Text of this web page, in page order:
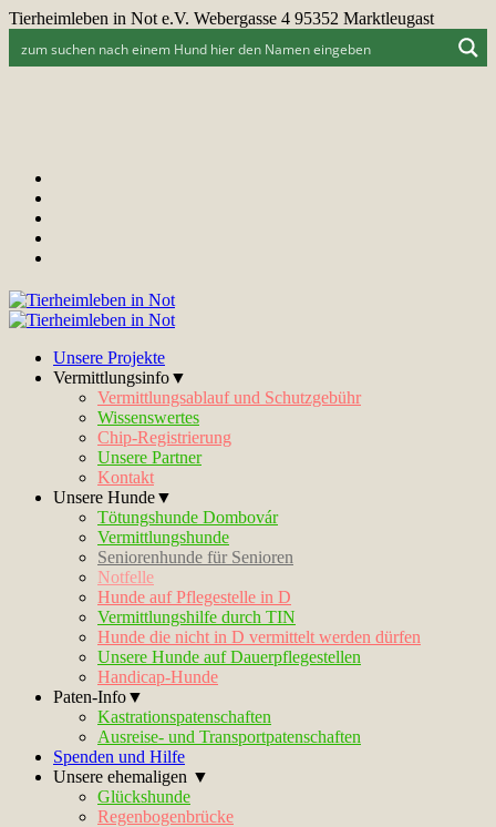
Tierheimleben in Not e.V. Webergasse 4 95352 Marktleugast
Unsere Projekte
Vermittlungsinfo▼
Vermittlungsablauf und Schutzgebühr
Wissenswertes
Chip-Registrierung
Unsere Partner
Kontakt
Unsere Hunde▼
Tötungshunde Dombovár
Vermittlungshunde
Seniorenhunde für Senioren
Notfelle
Hunde auf Pflegestelle in D
Vermittlungshilfe durch TIN
Hunde die nicht in D vermittelt werden dürfen
Unsere Hunde auf Dauerpflegestellen
Handicap-Hunde
Paten-Info▼
Kastrationspatenschaften
Ausreise- und Transportpatenschaften
Spenden und Hilfe
Unsere ehemaligen ▼
Glückshunde
Regenbogenbrücke